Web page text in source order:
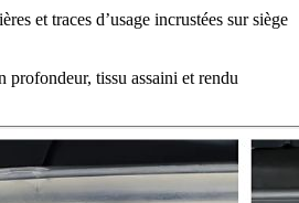
et traces d’usage incrustées sur siège
profondeur, tissu assaini et rendu